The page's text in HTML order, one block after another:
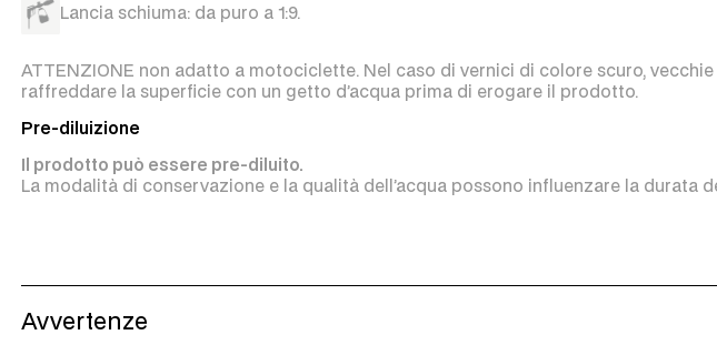
Lancia schiuma: da puro a 1:9.
ATTENZIONE non adatto a motociclette. Nel caso di vernici di colore scuro,
raffreddare la superficie con un getto d’acqua prima di erogare il prodotto.
Pre-diluizione
Il prodotto può essere pre-diluito.
La modalità di conservazione e la qualità dell’acqua possono influenzare la durata
Avvertenze